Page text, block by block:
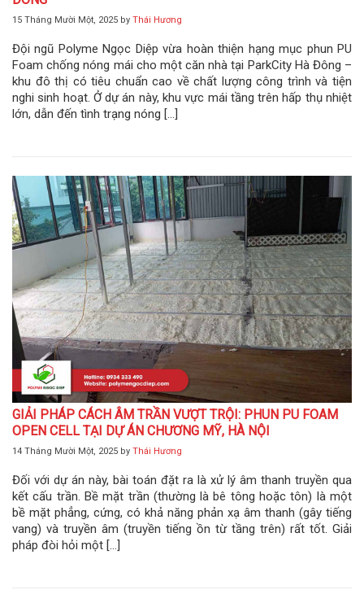
15 Tháng Mười Một, 2025 by Thái Hương
Đội ngũ Polyme Ngọc Diệp vừa hoàn thiện hạng mục phun PU
Foam chống nóng mái cho một căn nhà tại ParkCity Hà Đông –
khu đô thị có tiêu chuẩn cao về chất lượng công trình và tiện
nghi sinh hoạt. Ở dự án này, khu vực mái tầng trên hấp thụ nhiệt
lớn, dẫn đến tình trạng nóng […]
GIẢI PHÁP CÁCH ÂM TRẦN VƯỢT TRỘI: PHUN PU FOAM
OPEN CELL TẠI DỰ ÁN CHƯƠNG MỸ, HÀ NỘI
14 Tháng Mười Một, 2025 by Thái Hương
Đối với dự án này, bài toán đặt ra là xử lý âm thanh truyền qua
kết cấu trần. Bề mặt trần (thường là bê tông hoặc tôn) là một
bề mặt phẳng, cứng, có khả năng phản xạ âm thanh (gây tiếng
vang) và truyền âm (truyền tiếng ồn từ tầng trên) rất tốt. Giải
pháp đòi hỏi một […]